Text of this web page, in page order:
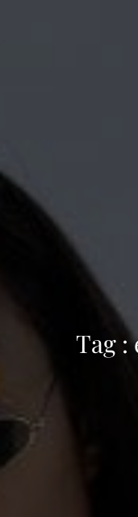
Tag :